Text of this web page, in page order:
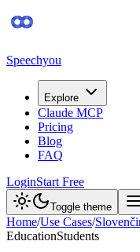
Speechyou
Explore
Claude MCP
Pricing
Blog
FAQ
LoginStart Free
Toggle theme
Home/Use Cases/
EducationStudents